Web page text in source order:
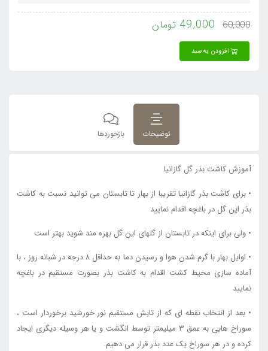
60,000
49,000 تومان
افزودن به سبد
توضیحات بازخوردها
آموزش کاشت بذر گل گازانیا
• برای کاشت بذر گازانیا تقریبا از بهار تا تابستان می توانید نسبت به کاشت
بذر این گل در باغچه اقدام نمایید
• ولی برای اینکه در تابستان از گلهای این گل بهره مند شوید بهتر است
• اوایل بهار با گرم شدن هوا و رسیدن دما به حداقل ۸ درجه در شبانه روز ، با
آماده سازی محیط کشت اقدام به کاشت بذر بصورت مستقیم در باغچه
نمایید
• بعد از انتخاب نقطه ای که از تابش مستقیم نور خورشید برخوردار است ،
سوراخ هایی به عمق ۳ میلیمتر توسط انگشت و یا هر وسیله دیگری ایجاد
کرده و در هر سوراخ یک عدد بذر قرار می دهیم.